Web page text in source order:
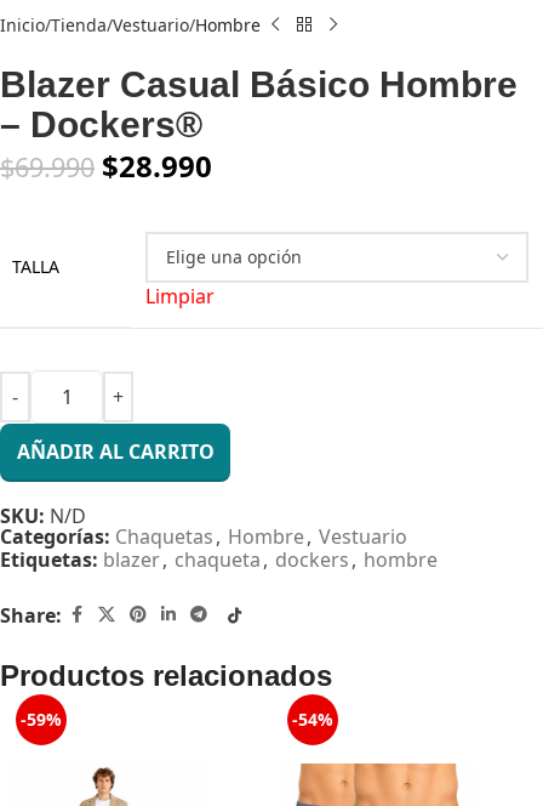
Inicio Tienda Vestuario Hombre
Blazer Casual Básico Hombre
– Dockers®
$69.990 $28.990
TALLA
Limpiar
AÑADIR AL CARRITO
SKU: N/D
Categorías: Chaquetas, Hombre, Vestuario
Etiquetas: blazer, chaqueta, dockers, hombre
Share:
Productos relacionados
-59% -54%